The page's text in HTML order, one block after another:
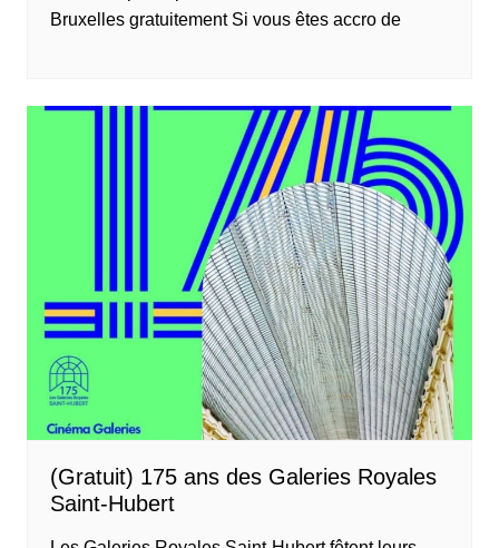
Bruxelles gratuitement Si vous êtes accro de
(Gratuit) 175 ans des Galeries Royales
Saint-Hubert